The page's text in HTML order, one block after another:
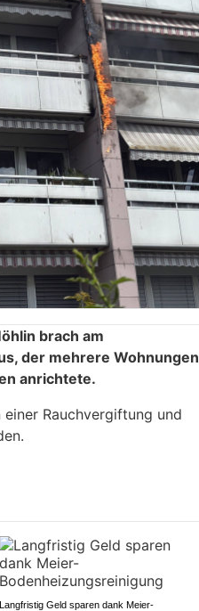
brach am
der mehrere Wohnungen
anrichtete.
Rauchvergiftung und
Langfristig Geld sparen dank Meier-